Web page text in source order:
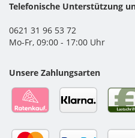
Telefonische Unterstützung
0621 31 96 53 72
Mo-Fr, 09:00 - 17:00 Uhr
Unsere Zahlungsarten